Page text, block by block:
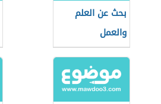
بحث عن العلم
والعمل